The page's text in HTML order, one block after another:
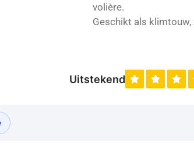
volière.
Geschikt als